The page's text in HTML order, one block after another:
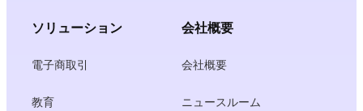
ソリューション
電子商取引
教育
会社概要
会社概要
ニュースルーム